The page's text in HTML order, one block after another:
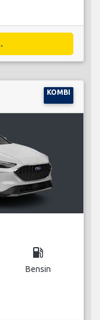
KOMBI
local_gas_station
Bensin